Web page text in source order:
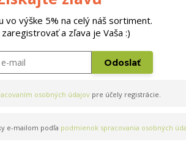
vo výške 5% na celý náš sortiment.
zaregistrovať a zľava je Vaša :)
Odoslať
osobných údajov pre účely registrácie.
e-mailom podľa podmienok spracovania osobných